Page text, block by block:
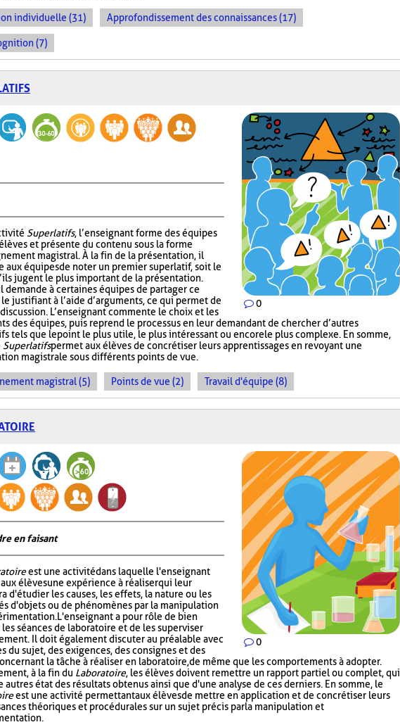
individuelle (31) Approfondissement des connaissances (17)
(7)
0
Superlatifs, l’enseignant forme des équipes
et présente du contenu sous la forme
magistral. À la fin de la présentation, il
aux équipes de noter un premier superlatif, soit le
jugent le plus important de la présentation.
demande à certaines équipes de partager ce
justifiant à l’aide d’arguments, ce qui permet de
L’enseignant commente le choix et les
des équipes, puis reprend le processus en leur demandant de chercher d’autres
tels que le point le plus utile, le plus intéressant ou encore le plus complexe. En somme,
Superlatifspermet aux élèves de concrétiser leurs apprentissages en revoyant une
magistrale sous différents points de vue.
magistral (5) Points de vue (2) Travail d'équipe (8)
0
en faisant
est une activité dans laquelle l'enseignant
élèves une expérience à réaliser qui leur
d'étudier les causes, les effets, la nature ou les
d'objets ou de phénomènes par la manipulation
L'enseignant a pour rôle de bien
séances de laboratoire et de les superviser
Il doit également discuter au préalable avec
du sujet, des exigences, des consignes et des
la tâche à réaliser en laboratoire, de même que les comportements à adopter.
à la fin du Laboratoire, les élèves doivent remettre un rapport partiel ou complet, qui
autres état des résultats obtenus ainsi que d'une analyse de ces derniers. En somme, le
est une activité permettant aux élèves de mettre en application et de concrétiser leurs
théoriques et procédurales sur un sujet précis par la manipulation et